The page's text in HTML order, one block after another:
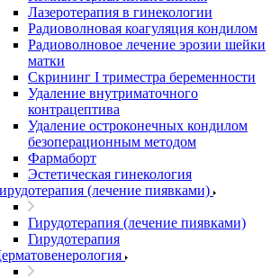
Лазеротерапия в гинекологии
Радиоволновая коагуляция кондилом
Радиоволновое лечение эрозии шейки
матки
Скрининг I триместра беременности
Удаление внутриматочного
контрацептива
Удаление остроконечных кондилом
безоперационным методом
Фармаборт
Эстетическая гинекология
(лечение пиявками)
Гирудотерапия (лечение пиявками)
Гирудотерапия